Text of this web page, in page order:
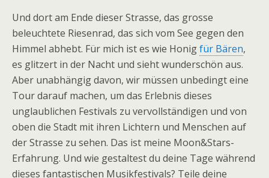
Und dort am Ende dieser Strasse, das grosse
beleuchtete Riesenrad, das sich vom See gegen den
Himmel abhebt. Für mich ist es wie Honigfür Bären,
es glitzert in der Nacht und sieht wunderschön aus.
Aber unabhängig davon, wir müssen unbedingt eine
Tour darauf machen, um das Erlebnis dieses
unglaublichen Festivals zu vervollständigen und von
oben die Stadt mit ihren Lichtern und Menschen auf
der Strasse zu sehen. Das ist meine Moon&Stars-
Erfahrung. Und wie gestaltest du deine Tage während
dieses fantastischen Musikfestivals? Teile deine